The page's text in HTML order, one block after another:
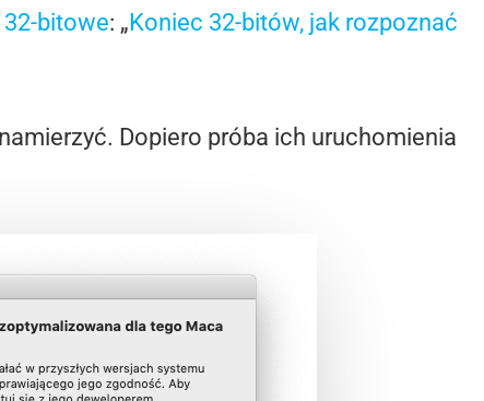
32-bitowe: „Koniec 32-bitów, jak rozpoznać
Dopiero próba ich uruchomienia